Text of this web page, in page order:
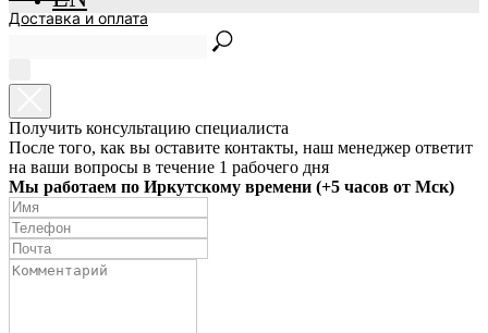
Доставка и оплата
Получить консультацию специалиста
После того, как вы оставите контакты, наш менеджер ответит
на ваши вопросы в течение 1 рабочего дня
Мы работаем по Иркутскому времени (+5 часов от Мск)